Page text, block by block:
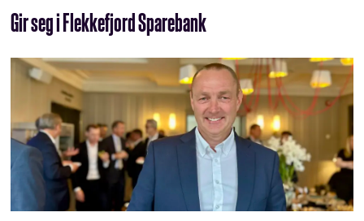
Gir seg i Flekkefjord Sparebank